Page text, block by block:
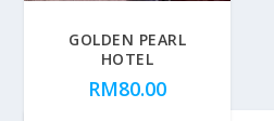
GOLDEN PEARL
HOTEL
RM80.00